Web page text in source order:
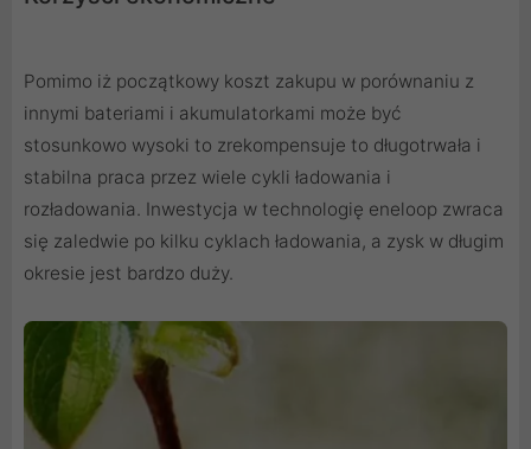
Pomimo iż początkowy koszt zakupu w porównaniu z
innymi bateriami i akumulatorkami może być
stosunkowo wysoki to zrekompensuje to długotrwała i
stabilna praca przez wiele cykli ładowania i
rozładowania. Inwestycja w technologię eneloop zwraca
się zaledwie po kilku cyklach ładowania, a zysk w długim
okresie jest bardzo duży.